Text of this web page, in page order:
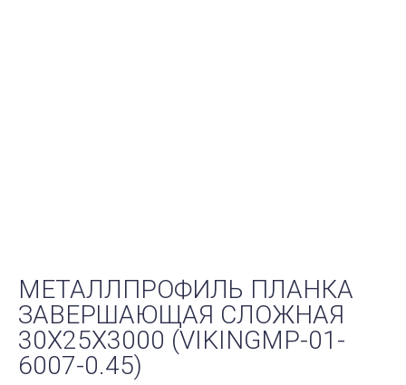
МЕТАЛЛПРОФИЛЬ ПЛАНКА
ЗАВЕРШАЮЩАЯ СЛОЖНАЯ
30Х25Х3000 (VIKINGMP-01-
6007-0.45)